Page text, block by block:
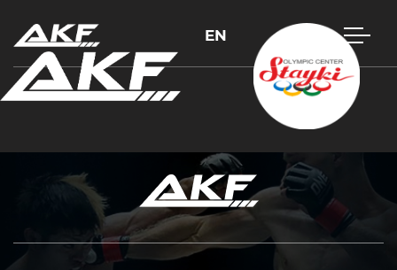
EN
Нажмите Enter для поиска или Esc, чтобы закрыть